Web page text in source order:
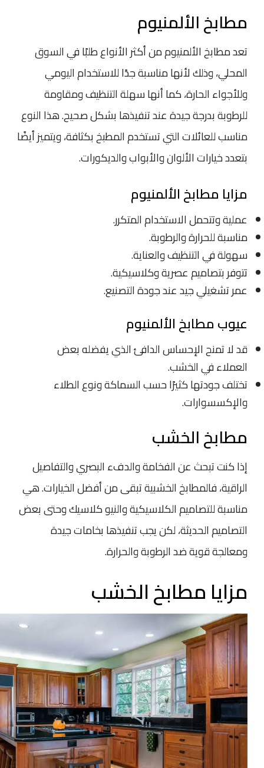
مطابخ الألمنيوم
تعد مطابخ الألمنيوم من أكثر الأنواع طلبًا في السوق
المحلي، وذلك لأنها مناسبة جدًا للاستخدام اليومي
وللأجواء الحارة، كما أنها سهلة التنظيف ومقاومة
للرطوبة بدرجة جيدة عند تنفيذها بشكل صحيح. هذا النوع
مناسب للعائلات التي تستخدم المطبخ بكثافة، ويتميز أيضًا
بتعدد خيارات الألوان والأبواب والديكورات.
مزايا مطابخ الألمنيوم
عملية وتتحمل الاستخدام المتكرر.
مناسبة للحرارة والرطوبة.
سهولة في التنظيف والعناية.
تتوفر بتصاميم عصرية وكلاسيكية.
عمر تشغيلي جيد عند جودة التصنيع.
عيوب مطابخ الألمنيوم
قد لا تمنح الإحساس الدافئ الذي يفضله بعض
العملاء في الخشب.
تختلف جودتها كثيرًا حسب السماكة ونوع الطلاء
والإكسسوارات.
مطابخ الخشب
إذا كنت تبحث عن الفخامة والدفء البصري والتفاصيل
الراقية، فالمطابخ الخشبية تبقى من أفضل الخيارات. هي
مناسبة للتصاميم الكلاسيكية والنيو كلاسيك وحتى بعض
التصاميم الحديثة، لكن يجب تنفيذها بخامات جيدة
ومعالجة قوية ضد الرطوبة والحرارة.
مزايامطابخ الخشب